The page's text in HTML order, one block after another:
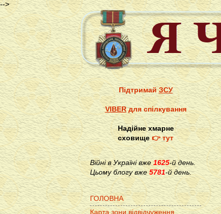
-->
ПідтримайЗСУ
VIBERдля спілкування
Надійне хмарне
сховище👉 тут
Війні в Україні вже1625-й день.
Цьому блогу вже 5781-й день.
ГОЛОВНА
Карта зони відвідчуження